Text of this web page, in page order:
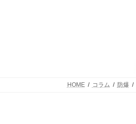
HOME コラム 防爆